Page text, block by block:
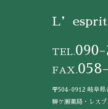
L’esprit
TEL.
FAX.
〒504-0912 岐阜県
柳ケ瀬薬局・レスプ